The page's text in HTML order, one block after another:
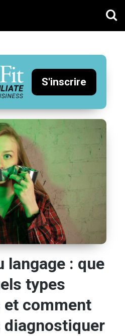
S'inscrire
langage : que
types
comment
diagnostiquer